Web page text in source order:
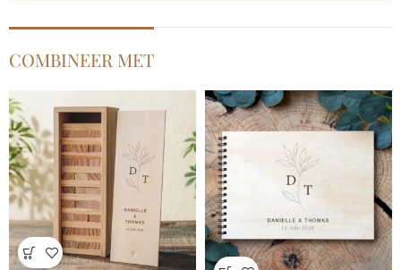
COMBINEER MET
Wensenlijst